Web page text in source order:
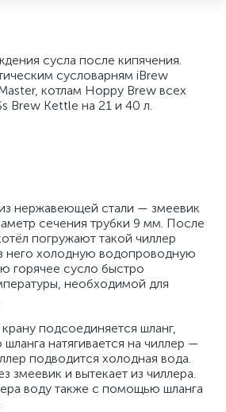
сусла после кипячения.
сусловарням iBrew
котлам Hoppy Brew всех
Brew Kettle на 21 и 40 л.
нержавеющей стали — змеевик
сечения трубки 9 мм. После
погружают такой чиллер
него холодную водопроводную
горячее сусло быстро
необходимой для
подсоединяется шланг,
натягивается на чиллер —
подводится холодная вода.
змеевик и вытекает из чиллера.
воду также с помощью шланга